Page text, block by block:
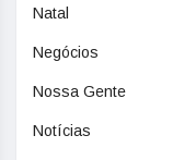
Natal
Negócios
Nossa Gente
Notícias